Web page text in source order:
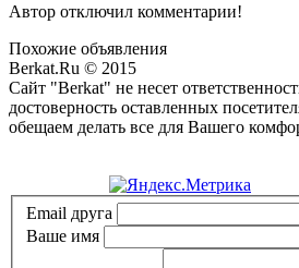
Автор отключил комментарии!
Похожие объявления
Berkat.Ru © 2015
Сайт "Berkat" не несет
достоверность оставленных
обещаем делать все для Вашего
Email друга
Ваше имя